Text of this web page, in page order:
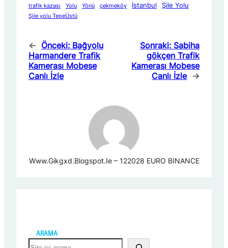
trafik kazası Yolu Yönü çekmeköy İstanbul Şile Yolu
Şile yolu TepeÜstü
← Önceki: Bağyolu
Harmandere Trafik
Kamerası Mobese
Canlı İzle
Sonraki: Sabiha
gökçen Trafik
Kamerası Mobese
Canlı İzle →
Www.gikgxd.blogspot.ie – 122028 EURO BINANCE
ARAMA
S